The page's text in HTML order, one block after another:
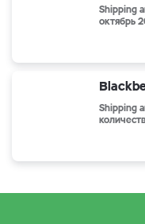
Shipping
октябрь
Shipping